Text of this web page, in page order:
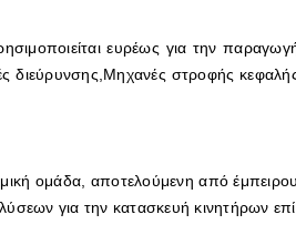
ευρέως για την
διεύρυνσης,Μηχανές στροφής
ομάδα, αποτελούμενη από
για την κατασκευή κινητήρων